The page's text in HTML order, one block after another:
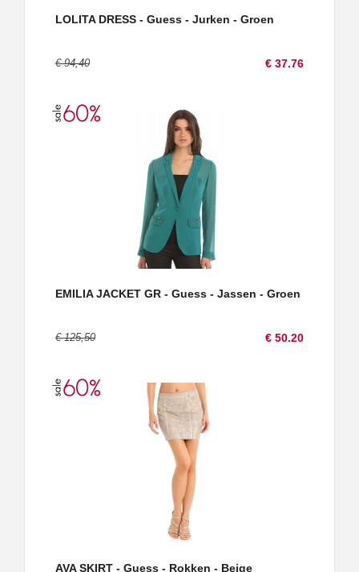
LOLITA DRESS - Guess - Jurken - Groen
€ 94,40 € 37.76
EMILIA JACKET GR - Guess - Jassen - Groen
€ 125,50 € 50.20
AVA SKIRT - Guess - Rokken - Beige